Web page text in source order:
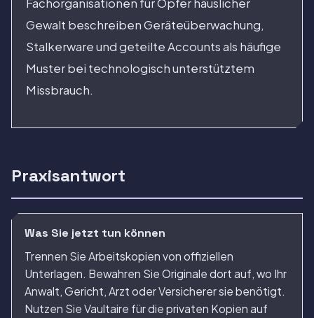
Fachorganisationen für Opfer häuslicher
Gewalt beschreiben Geräteüberwachung,
Stalkerware und geteilte Accounts als häufige
Muster bei technologisch unterstütztem
Missbrauch.
Praxisantwort
Was Sie jetzt tun können
Trennen Sie Arbeitskopien von offiziellen
Unterlagen. Bewahren Sie Originale dort auf, wo Ihr
Anwalt, Gericht, Arzt oder Versicherer sie benötigt.
Nutzen Sie Vaultaire für die privaten Kopien auf